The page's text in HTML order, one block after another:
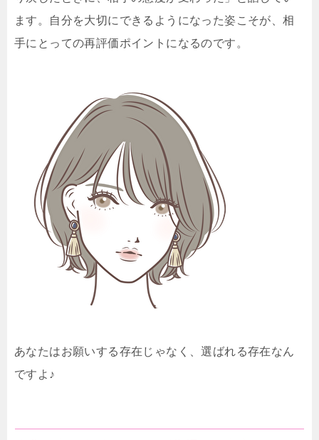
ます。自分を大切にできるようになった姿こそが、相
手にとっての再評価ポイントになるのです。
あなたはお願いする存在じゃなく、選ばれる存在なん
ですよ♪